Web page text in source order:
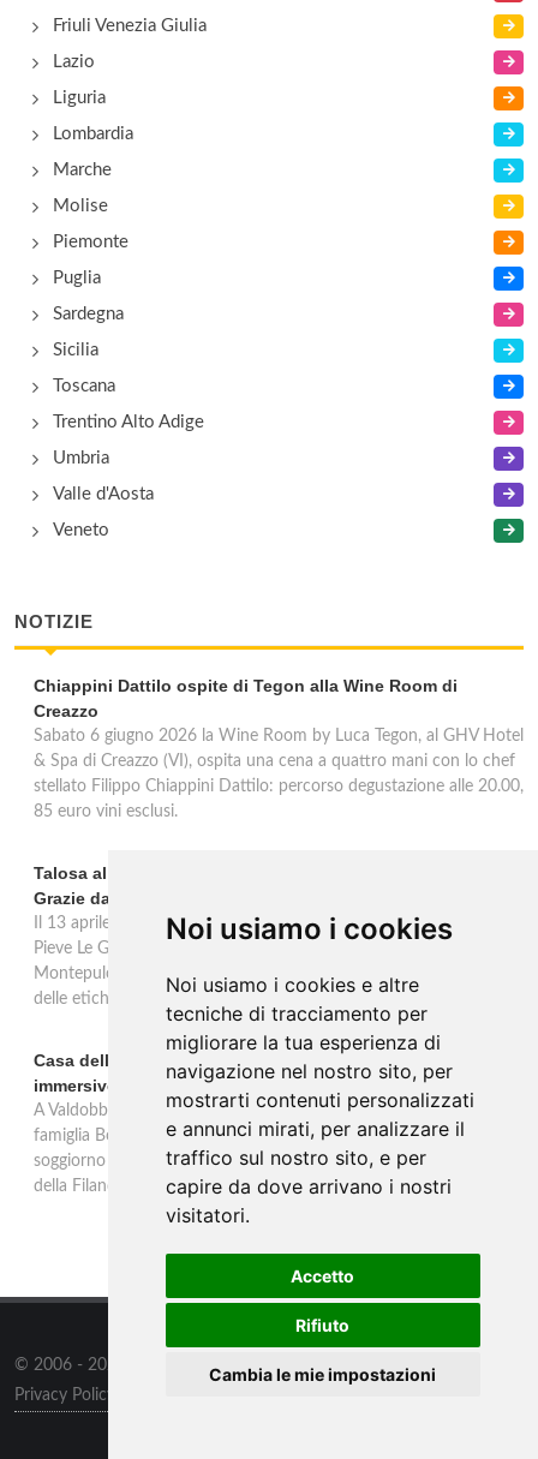
Noi usiamo i cookies
Noi usiamo i cookies e altre
tecniche di tracciamento per
migliorare la tua esperienza di
navigazione nel nostro sito, per
mostrarti contenuti personalizzati
e annunci mirati, per analizzare il
traffico sul nostro sito, e per
capire da dove arrivano i nostri
visitatori.
Accetto
Rifiuto
Cambia le mie impostazioni
Annunciata
via Emilia Ovest (Frazione Cittanova) 1552,
Modena
Friuli Venezia Giulia
Lazio
Liguria
Lombardia
Marche
Molise
Piemonte
Puglia
Sardegna
Sicilia
Toscana
Trentino Alto Adige
Umbria
Valle d'Aosta
Veneto
NOTIZIE
Chiappini Dattilo ospite di Tegon alla Wine Room di
Creazzo
Sabato 6 giugno 2026 la Wine Room by Luca Tegon, al GHV Hotel
& Spa di Creazzo (VI), ospita una cena a quattro mani con lo chef
stellato Filippo Chiappini Dattilo: percorso degustazione alle 20.00,
85 euro vini esclusi.
Talosa al Vinitaly 2026: una verticale inedita del Pieve Le
Grazie dal 2016 al 2020
Il 13 aprile 2026 al Vinitaly, Talosa presenta la verticale inedita del
Pieve Le Grazie: cinque annate dal 2016 al 2020 del Nobile di
Montepulciano a 95 punti Vinous, per ripercorrere la genesi di una
delle etichette iconiche di Montepulciano.
Casa dell'Artista: a Valdobbiadene apre il soggiorno
immersivo tra arte e vino di Bortolomiol
A Valdobbiadene, nel cuore delle colline Patrimonio Unesco, la
famiglia Bortolomiol apre al pubblico la Casa dell'Artista: un
soggiorno immersivo tra arte, natura e vino all'interno del Parco
della Filandetta Art and Wine Farm.
© 2006 - 2026
all rights reserved.
Privacy Policy